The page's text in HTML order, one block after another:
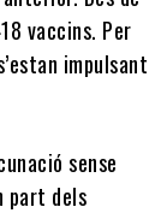
vaccins. Per
impulsant
sense
part dels